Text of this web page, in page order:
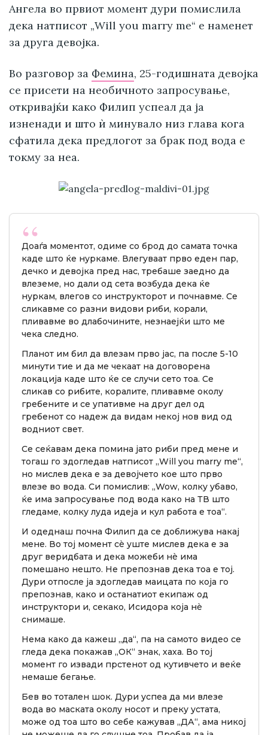
Ангела во првиот момент дури помислила
дека натписот „Will you marry me“ е наменет
за друга девојка.
Во разговор за Фемина, 25-годишната девојка
се присети на необичното запросување,
откривајќи како Филип успеал да ја
изненади и што ѝ минувало низ глава кога
сфатила дека предлогот за брак под вода е
токму за неа.
Доаѓа моментот, одиме со брод до самата точка
каде што ќе нуркаме. Влегуваат прво еден пар,
дечко и девојка пред нас, требаше заедно да
влеземе, но дали од сета возбуда дека ќе
нуркам, влегов со инструкторот и почнавме. Се
сликавме со разни видови риби, корали,
пливавме во длабочините, незнаејќи што ме
чека следно.
Планот им бил да влезам прво јас, па после 5-10
минути тие и да ме чекаат на договорена
локација каде што ќе се случи сето тоа. Се
сликав со рибите, коралите, пливавме околу
гребените и се упативме на друг дел од
гребенот со надеж да видам некој нов вид од
водниот свет.
Се сеќавам дека помина јато риби пред мене и
тогаш го здогледав натписот „Will you marry me“,
но мислев дека е за девојчето кое што прво
влезе во вода. Си помислив: „Wow, колку убаво,
ќе има запросување под вода како на ТВ што
гледаме, колку луда идеја и кул работа е тоа“.
И одеднаш почна Филип да се доближува накај
мене. Во тој момент сè уште мислев дека е за
друг веридбата и дека можеби нè има
помешано нешто. Не препознав дека тоа е тој.
Дури отпосле ја здогледав маицата по која го
препознав, како и останатиот екипаж од
инструктори и, секако, Исидора која нè
снимаше.
Нема како да кажеш „да“, па на самото видео се
гледа дека покажав „ОК“ знак, хаха. Во тој
момент го извади прстенот од кутивчето и веќе
немаше бегање.
Бев во тотален шок. Дури успеа да ми влезе
вода во маската околу носот и преку устата,
може од тоа што во себе кажував „ДА“, ама никој